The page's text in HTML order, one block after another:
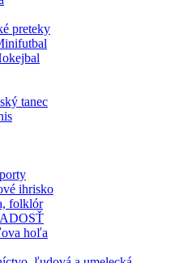
preteky
tanec
ihrisko
folklór
hoľa